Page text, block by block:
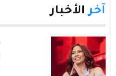
آخر الأخبار